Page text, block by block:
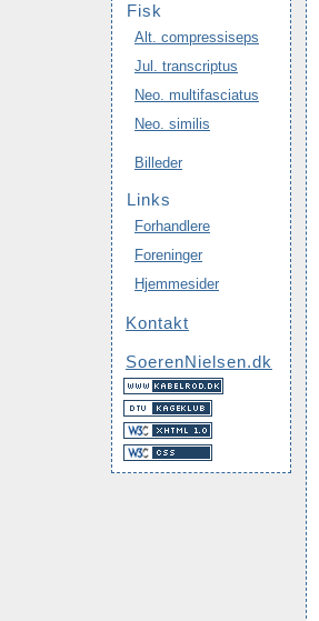
Fisk
Alt. compressiseps
Jul. transcriptus
Neo. multifasciatus
Neo. similis
Billeder
Links
Forhandlere
Foreninger
Hjemmesider
Kontakt
SoerenNielsen.dk